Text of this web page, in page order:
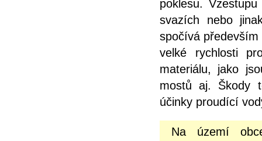
poklesu.
svazích nebo
spočívá
velké rychlosti
materiálu, jako
mostů aj. Škody
účinky proudící
Na území